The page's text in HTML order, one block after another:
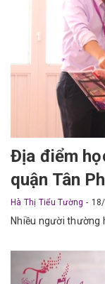
Địa điểm
quận Tân
Hà Thị Tiểu Tường
Nhiều người thường